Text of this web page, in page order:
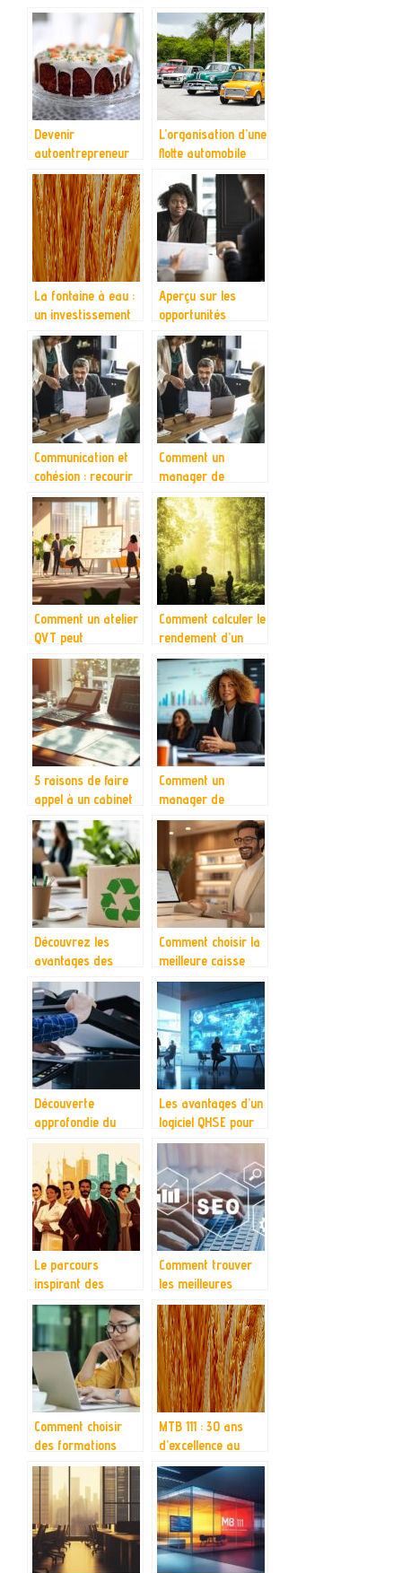
entreprise
florissante?
entreprise
florissante?
Devenir
autoentrepreneur
en vente de
gateaux : par ou
commencer ?
L’organisation d’une
flotte automobile
La fontaine à eau :
un investissement
intéressant pour
l’entreprise
Aperçu sur les
opportunités
d’affaires au Togo
Communication et
cohésion : recourir
à un manager de
transition pour leur
mise en œuvre
Comment un
manager de
transition peut
transformer
l’impact des projets
en entreprise
Comment un atelier
QVT peut
transformer votre
environnement de
travail
Comment calculer le
rendement d’un
groupement
forestier pour un
investissement
rentable ?
5 raisons de faire
appel à un cabinet
comptable dans
l’Essonne pour le
développement de
votre entreprise
Comment un
manager de
transition IT peut
dynamiser votre
transformation
numérique
Découvrez les
avantages des
emballages éco-
responsables pour
professionnels
Comment choisir la
meilleure caisse
iPad pour votre
commerce ?
Découverte
approfondie du
Sharp BP50C26 : le
guide ultime
Les avantages d’un
logiciel QHSE pour
améliorer la gestion
de la sécurité et de
l’environnement
Le parcours
inspirant des
entrepreneurs qui
ont marqué
l’histoire
Comment trouver
les meilleures
solutions SEO pour
votre site
Comment choisir
des formations
professionnelles en
ligne pour une
transformation
digitale réussie
MTB 111 : 30 ans
d’excellence au
service de la
transformation
numérique des
entreprises